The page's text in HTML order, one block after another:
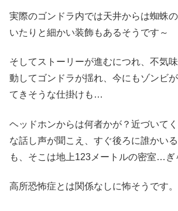
実際のゴンドラ内では天井からは蜘蛛
いたりと細かい装飾もあるそうです～
そしてストーリーが進むにつれ、不気
動してゴンドラが揺れ、今にもゾンビ
てきそうな仕掛けも…
ヘッドホンからは何者かが？近づいて
な話し声が聞こえ、すぐ後ろに誰かい
も、そこは地上123メートルの密室…ぎ
高所恐怖症とは関係なしに怖そうです。